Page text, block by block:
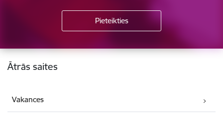
Kājene
Ātrās saites
Vakances